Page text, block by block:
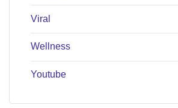
Viral
Wellness
Youtube